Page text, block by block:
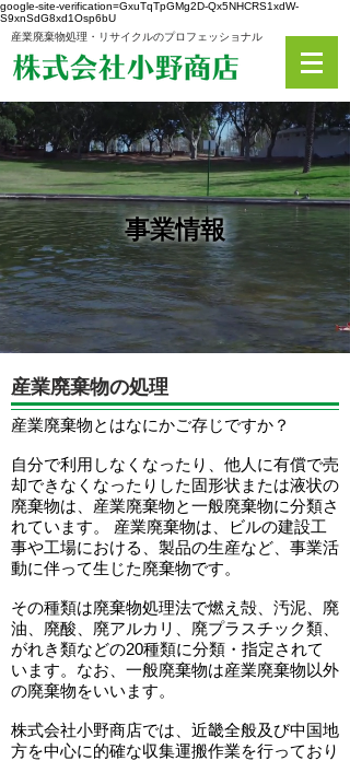
google-site-verification=GxuTqTpGMg2D-Qx5NHCRS1xdW-
S9xnSdG8xd1Osp6bU
産業廃棄物処理・リサイクルのプロフェッショナル
事業情報
産業廃棄物の処理
産業廃棄物とはなにかご存じですか？
自分で利用しなくなったり、他人に有償で売
却できなくなったりした固形状または液状の
廃棄物は、産業廃棄物と一般廃棄物に分類さ
れています。 産業廃棄物は、ビルの建設工
事や工場における、製品の生産など、事業活
動に伴って生じた廃棄物です。
その種類は廃棄物処理法で燃え殻、汚泥、廃
油、廃酸、廃アルカリ、廃プラスチック類、
がれき類などの20種類に分類・指定されて
います。なお、一般廃棄物は産業廃棄物以外
の廃棄物をいいます。
株式会社小野商店では、近畿全般及び中国地
方を中心に的確な収集運搬作業を行っており